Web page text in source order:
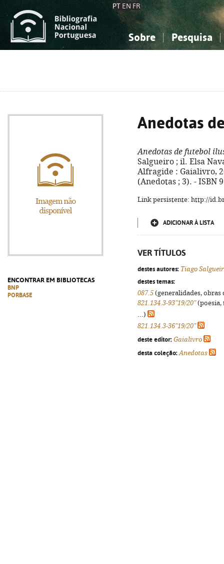
PT EN FR
Sobre Pesquisa
ENCONTRAR EM BIBLIOTECAS
BNP
PORBASE
Anedotas
Anedotas de futebol
Salgueiro ; il. Elsa
Alfragide : Gaialivro,
(Anedotas ; 3). - ISBN
Link persistente: http://
ADICIONAR À LISTA
VER TÍTULOS
destes autores: Tiago
destes temas:
087.5 (generalidades,
821.134.3-93"19/20"(poesia,
...)
821.134.3-36"19/20"
deste editor: Gaialivro
desta coleção: Anedotas